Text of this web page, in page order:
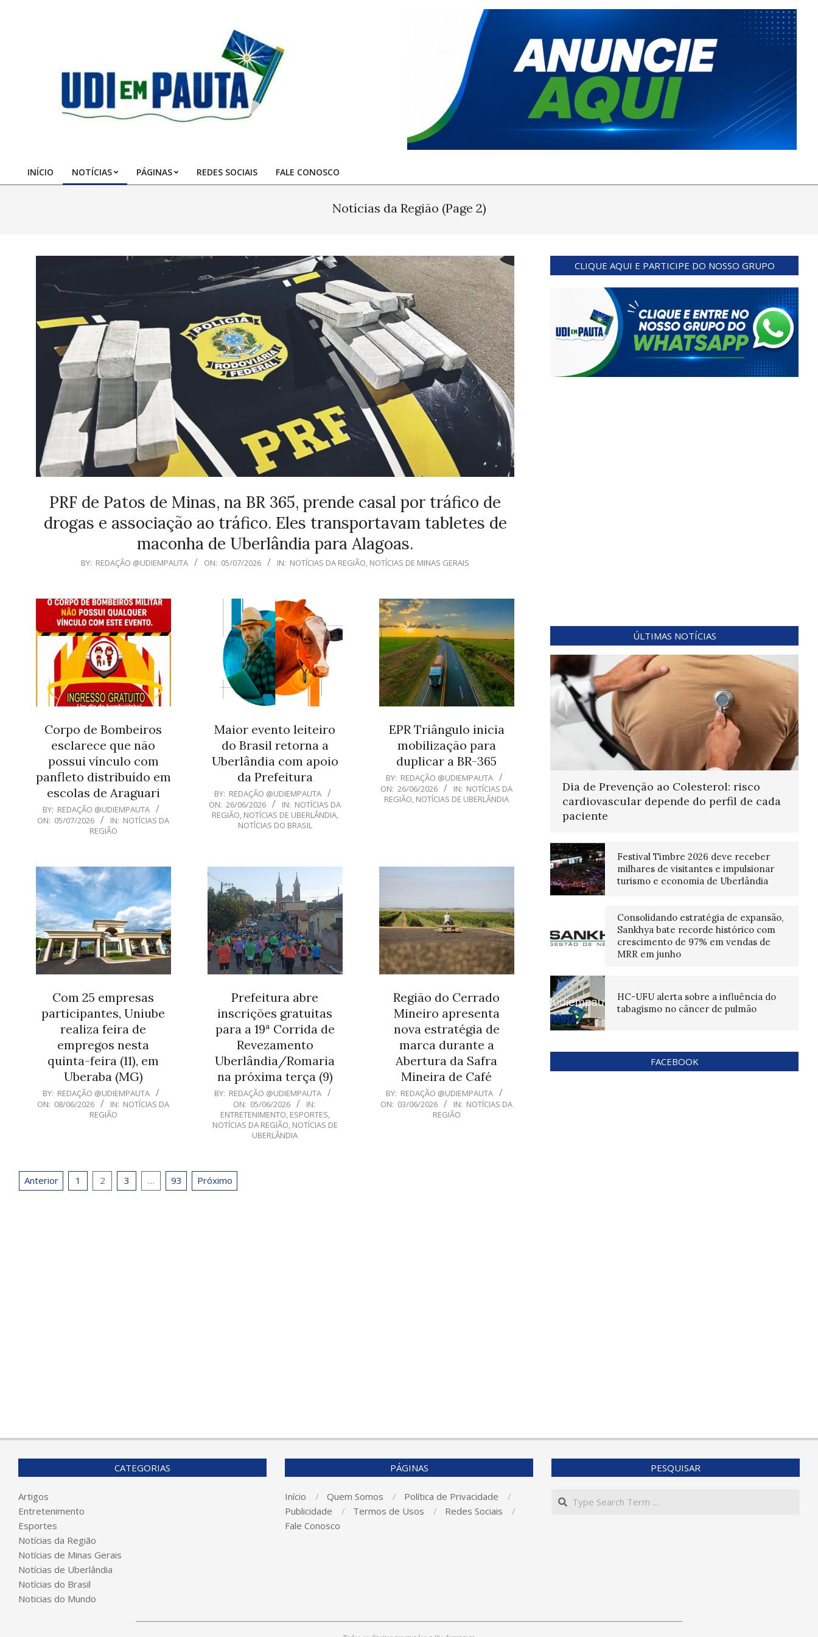
Pauta
Primary
INÍCIO NOTÍCIAS PÁGINAS REDES SOCIAIS FALE CONOSCO
Notícias da Região (Page 2)
PRF de Patos de Minas, na BR 365, prende casal por tráfico de
drogas e associação ao tráfico. Eles transportavam tabletes de
maconha de Uberlândia para Alagoas.
BY: REDAÇÃO @UDIEMPAUTA ON: 05/07/2026 IN: NOTÍCIAS DA REGIÃO, NOTÍCIAS DE MINAS GERAIS
Corpo de Bombeiros
esclarece que não
possui vínculo com
panfleto distribuído em
escolas de Araguari
2026-
07-
BY: REDAÇÃO @UDIEMPAUTA
ON: 05/07/2026 IN: NOTÍCIAS DA
REGIÃO
Maior evento leiteiro
do Brasil retorna a
Uberlândia com apoio
da Prefeitura
2026-
06-
26
BY: REDAÇÃO @UDIEMPAUTA
ON: 26/06/2026 IN: NOTÍCIAS DA
REGIÃO, NOTÍCIAS DE UBERLÂNDIA,
NOTÍCIAS DO BRASIL
EPR Triângulo inicia
mobilização para
duplicar a BR-365
2026-
06-
26
BY: REDAÇÃO @UDIEMPAUTA
ON: 26/06/2026 IN: NOTÍCIAS DA
REGIÃO, NOTÍCIAS DE UBERLÂNDIA
Com 25 empresas
participantes, Uniube
realiza feira de
empregos nesta
quinta-feira (11), em
Uberaba (MG)
2026-
06-
BY: REDAÇÃO @UDIEMPAUTA
ON: 08/06/2026 IN: NOTÍCIAS DA
REGIÃO
Prefeitura abre
inscrições gratuitas
para a 19ª Corrida de
Revezamento
Uberlândia/Romaria
na próxima terça (9)
2026-
05
BY: REDAÇÃO @UDIEMPAUTA
ON: 05/06/2026
IN:
ENTRETENIMENTO, ESPORTES,
NOTÍCIAS DA REGIÃO, NOTÍCIAS DE
UBERLÂNDIA
Região do Cerrado
Mineiro apresenta
nova estratégia de
marca durante a
Abertura da Safra
Mineira de Café
2026-
06-
BY: REDAÇÃO @UDIEMPAUTA
ON: 03/06/2026 IN: NOTÍCIAS DA
REGIÃO
Paginação
Anterior 1 2 3 … 93 Próximo
CLIQUE AQUI E PARTICIPE DO NOSSO GRUPO
ÚLTIMAS NOTÍCIAS
Dia de Prevenção ao Colesterol: risco
cardiovascular depende do perfil de cada
paciente
Festival Timbre 2026 deve receber
milhares de visitantes e impulsionar
turismo e economia de Uberlândia
Consolidando estratégia de expansão,
Sankhya bate recorde histórico com
crescimento de 97% em vendas de
MRR em junho
HC-UFU alerta sobre a influência do
tabagismo no câncer de pulmão
FACEBOOK
CATEGORIAS
Artigos
Entretenimento
Esportes
Notícias da Região
Notícias de Minas Gerais
Notícias de Uberlândia
Notícias do Brasil
Noticias do Mundo
PÁGINAS
Início Quem Somos
Política de Privacidade
Publicidade
Termos de Usos
Redes Sociais
Fale Conosco
PESQUISAR
Search